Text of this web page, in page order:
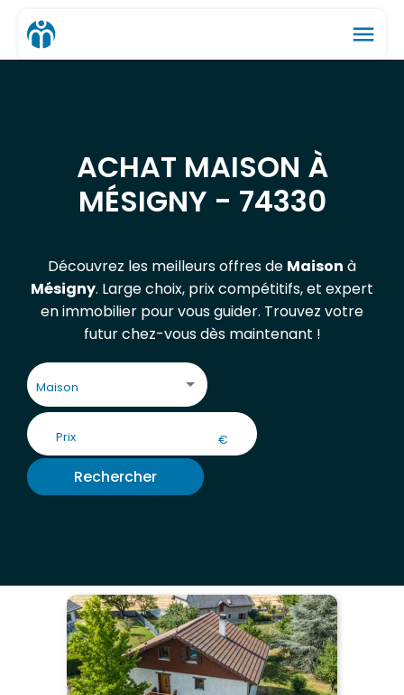
menu
ACHAT MAISON À
MÉSIGNY - 74330
Découvrez les meilleurs offres de Maison à
Mésigny. Large choix, prix compétitifs, et expert
en immobilier pour vous guider. Trouvez votre
futur chez-vous dès maintenant !
Maison
€
Rechercher